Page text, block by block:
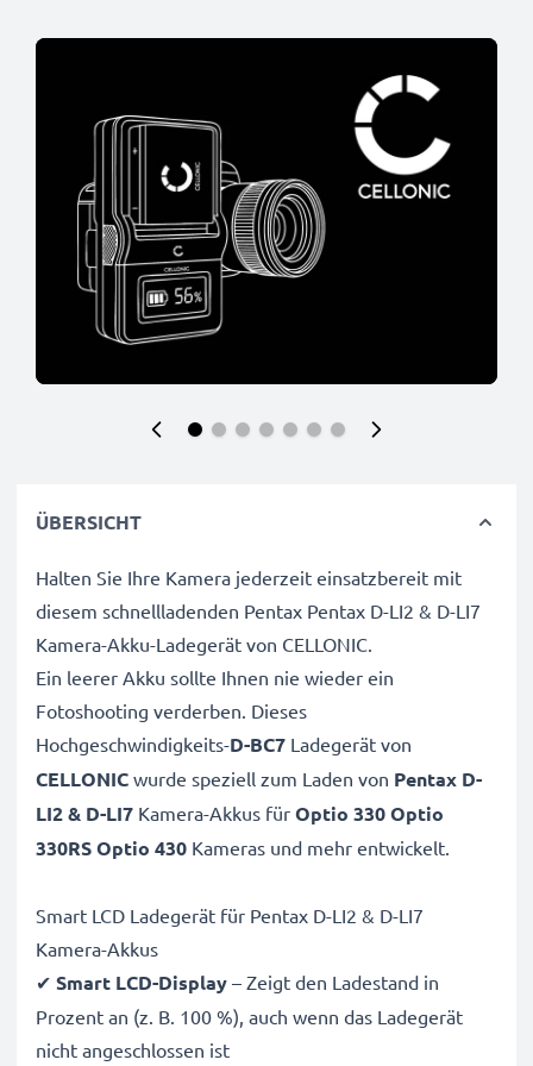
ÜBERSICHT
Halten Sie Ihre Kamera jederzeit einsatzbereit mit
diesem schnellladenden Pentax Pentax D-LI2 & D-LI7
Kamera-Akku-Ladegerät von CELLONIC.
Ein leerer Akku sollte Ihnen nie wieder ein
Fotoshooting verderben. Dieses
Hochgeschwindigkeits-D-BC7 Ladegerät von
CELLONIC wurde speziell zum Laden von Pentax D-
LI2 & D-LI7 Kamera-Akkus für Optio 330 Optio
330RS Optio 430 Kameras und mehr entwickelt.
Smart LCD Ladegerät für Pentax D-LI2 & D-LI7
Kamera-Akkus
✔ Smart LCD-Display – Zeigt den Ladestand in
Prozent an (z. B. 100 %), auch wenn das Ladegerät
nicht angeschlossen ist